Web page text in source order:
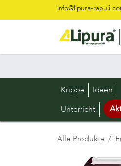
Zum Inhalt springeninfo@lipura-
Krippe Ideen
Unterricht
Alle Produkte